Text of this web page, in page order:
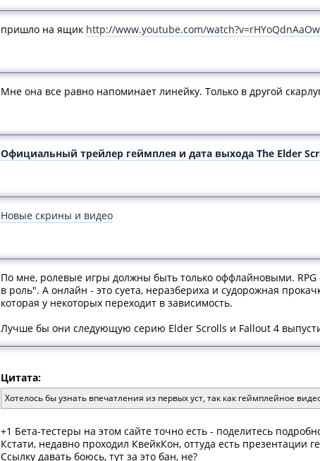
пришло на ящик http://www.youtube.com/
Мне она все равно напоминает линейку. Только в другой
Официальный трейлер геймплея и дата выхода The Elder
Новые скрины и видео
По мне, ролевые игры должны быть только оффлайновыми.
в роль". А онлайн - это суета, неразбериха и судорожная
которая у некоторых переходит в зависимость.
Лучше бы они следующую серию Elder Scrolls и Fallout 4
Цитата:
Хотелось бы узнать впечатления из первых уст, так как геймплейное
+1 Бета-тестеры на этом сайте точно есть - поделитесь
Кстати, недавно проходил КвейкКон, оттуда есть презентации
Ссылку давать боюсь, тут за это бан, не?